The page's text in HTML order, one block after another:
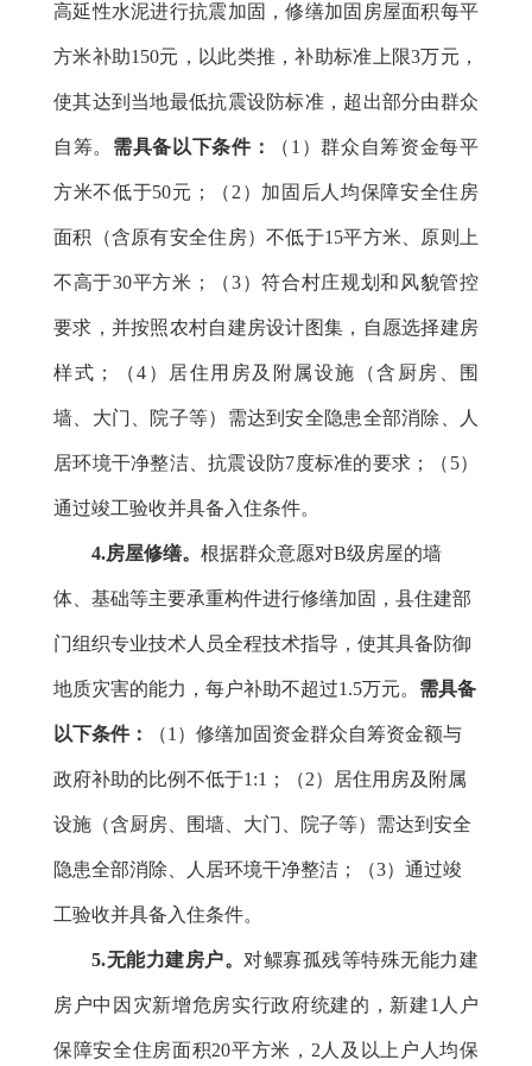
高延性水泥进行抗震加固，修缮加固房屋面积每平
方米补助150元，以此类推，补助标准上限3万元，
使其达到当地最低抗震设防标准，超出部分由群众
自筹。 需具备以下条件： （1）群众自筹资金每平
方米不低于50元；（2）加固后人均保障安全住房
面积 （含原有安全住房）不低于15平方米、原则上
不高于30平方米；（3）符合村庄规划和风貌管控
要求，并按照农村自建房设计图集，自愿选择建房
样式；（4） 居住用房及附属设施（含厨房、围
墙、大门、院子等） 需达到安全隐患全部消除、人
居环境干净整洁、抗震设防7度标准的要求；（5）
通过竣工验收并具备入住条件。
4.房屋修缮。根据群众意愿对B级房屋的墙
体、基础等主要承重构件进行修缮加固，县住建部
门组织专业技术人员全程技术指导，使其具备防御
地质灾害的能力，每户补助不超过1.5万元。 需具备
以下条件： （1）修缮加固资金群众自筹资金额与
政府补助的比例不低于1:1；（2）居住用房及附属
设施 （含厨房、围墙、大门、院子等）需达到安全
隐患全部消除、人居环境干净整洁； （3）通过竣
工验收并具备入住条件。
5.无能力建房户。 对鳏寡孤残等特殊无能力建
房户中因灾新增危房实行政府统建的，新建1人户
保障安全住房面积20平方米，2人及以上户人均保